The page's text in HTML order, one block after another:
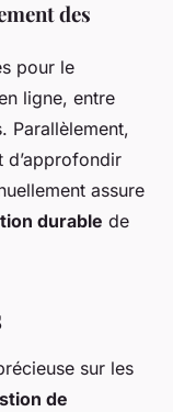
des
pour le
ligne, entre
Parallèlement,
d’approfondir
assure
durable de
sur les
de